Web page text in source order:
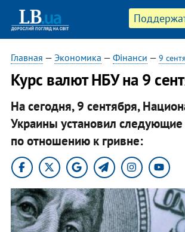
Главная — Экономика — Фінанси — 9
Курс валют НБУ на 9
На сегодня, 9 сентября,
Украины установил
по отношению к гривне: